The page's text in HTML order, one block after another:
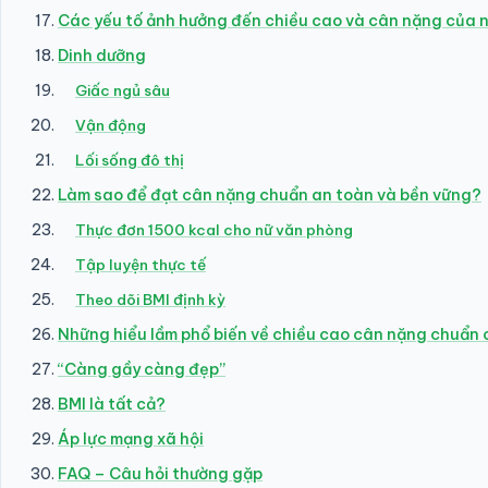
Các yếu tố ảnh hưởng đến chiều cao và cân nặng của
Dinh dưỡng
Giấc ngủ sâu
Vận động
Lối sống đô thị
Làm sao để đạt cân nặng chuẩn an toàn và bền vững?
Thực đơn 1500 kcal cho nữ văn phòng
Tập luyện thực tế
Theo dõi BMI định kỳ
Những hiểu lầm phổ biến về chiều cao cân nặng chuẩn
“Càng gầy càng đẹp”
BMI là tất cả?
Áp lực mạng xã hội
FAQ – Câu hỏi thường gặp